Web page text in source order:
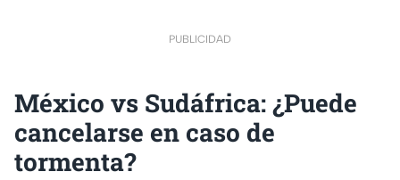
PUBLICIDAD
México vs Sudáfrica: ¿Puede
cancelarse en caso de
tormenta?